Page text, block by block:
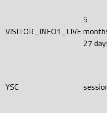
VISITOR_INFO1_LIVE
5
27
YSC